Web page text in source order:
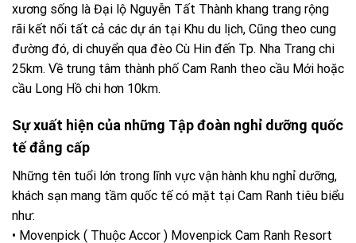
xương sống là Đại lộ Nguyễn Tất Thành khang trang rộng
rãi kết nối tất cả các dự án tại Khu du lịch, Cũng theo cung
đường đó, di chuyển qua đèo Cù Hin đến Tp. Nha Trang chi
25km. Về trung tâm thành phố Cam Ranh theo cầu Mới hoặc
cầu Long Hồ chi hơn 10km.
Sự xuất hiện của những Tập đoàn nghỉ dưỡng quốc
tế đẳng cấp
Những tên tuổi lớn trong lĩnh vực vận hành khu nghỉ dưỡng,
khách sạn mang tầm quốc tế có mặt tại Cam Ranh tiêu biểu
như:
• Movenpick ( Thuộc Accor ) Movenpick Cam Ranh Resort